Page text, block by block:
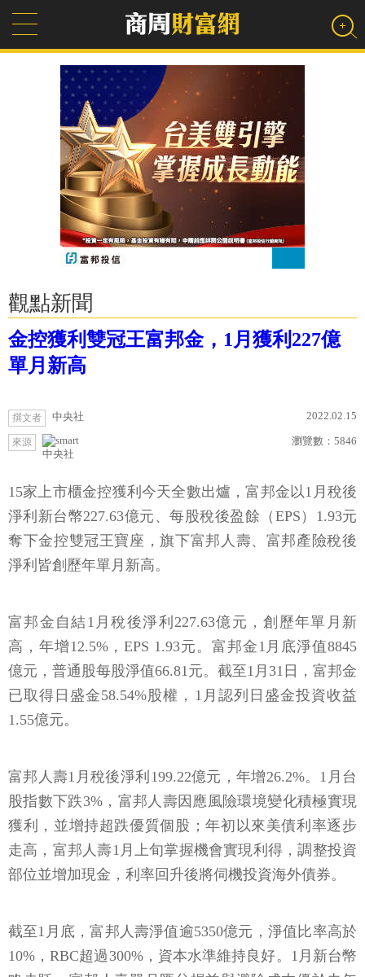
觀點新聞
金控獲利雙冠王富邦金，1月獲利227億
單月新高
撰文者 中央社 2022.02.15
來源
中央社
瀏覽數： 5846
15家上市櫃金控獲利今天全數出爐，富邦金以1月稅後
淨利新台幣227.63億元、每股稅後盈餘（EPS）1.93元
奪下金控雙冠王寶座，旗下富邦人壽、富邦產險稅後
淨利皆創歷年單月新高。
富邦金自結1月稅後淨利227.63億元，創歷年單月新
高，年增12.5%，EPS 1.93元。富邦金1月底淨值8845
億元，普通股每股淨值66.81元。截至1月31日，富邦金
已取得日盛金58.54%股權，1月認列日盛金投資收益
1.55億元。
富邦人壽1月稅後淨利199.22億元，年增26.2%。1月台
股指數下跌3%，富邦人壽因應風險環境變化積極實現
獲利，並增持超跌優質個股；年初以來美債利率逐步
走高，富邦人壽1月上旬掌握機會實現利得，調整投資
部位並增加現金，利率回升後將伺機投資海外債券。
截至1月底，富邦人壽淨值逾5350億元，淨值比率高於
10%，RBC超過300%，資本水準維持良好。1月新台幣